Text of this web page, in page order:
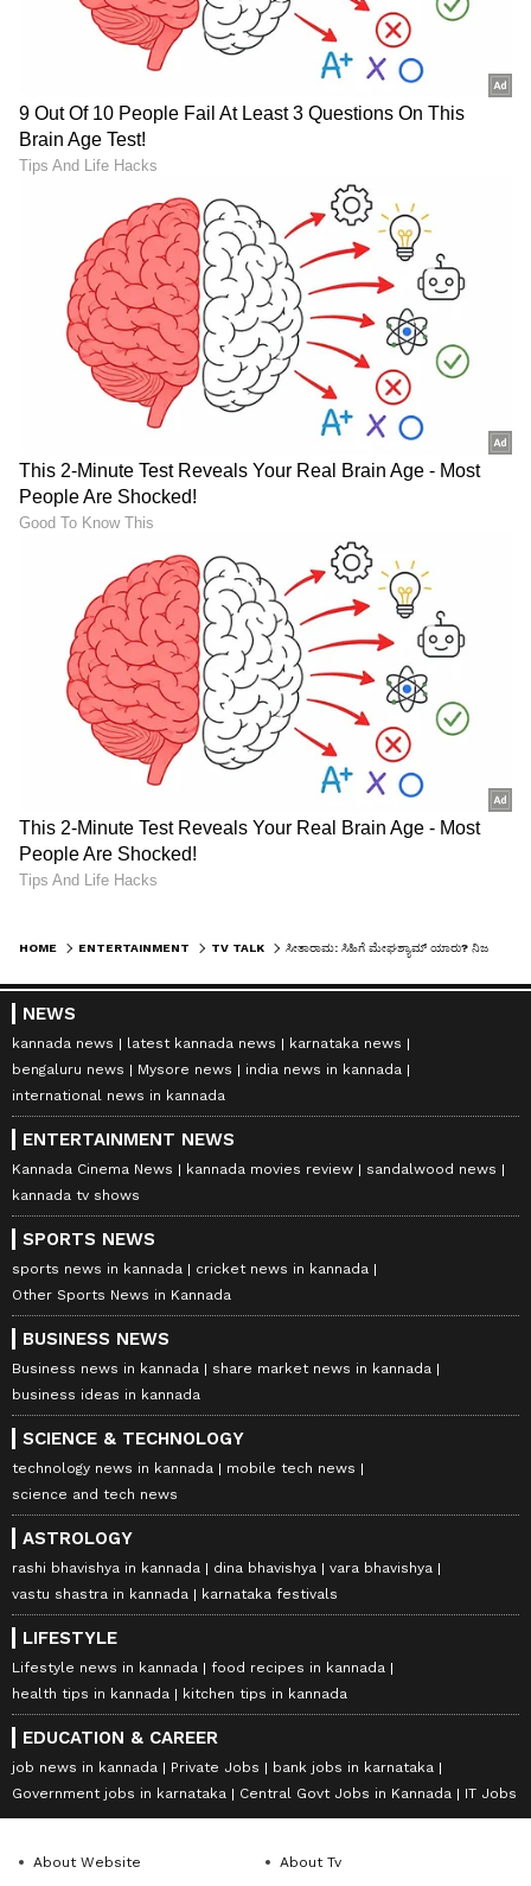
HOME ENTERTAINMENT TV TALK
NEWS
kannada news latest kannada news
karnataka news
bengaluru news
Mysore news
india news in kannada
international news in kannada
ENTERTAINMENT NEWS
Kannada Cinema News kannada movies review
sandalwood news
kannada tv shows
SPORTS NEWS
sports news in kannada
cricket news in kannada
Other Sports News in Kannada
BUSINESS NEWS
Business news in kannada
share market news in kannada
business ideas in kannada
SCIENCE & TECHNOLOGY
technology news in kannada
mobile tech news
science and tech news
ASTROLOGY
rashi bhavishya in kannada dina bhavishya
vara bhavishya
vastu shastra in kannada
karnataka festivals
LIFESTYLE
Lifestyle news in kannada
food recipes in kannada
health tips in kannada
kitchen tips in kannada
EDUCATION & CAREER
job news in kannada Private Jobs
bank jobs in karnataka
Government jobs in karnataka
Central Govt Jobs in Kannada IT Jobs
About Website About Tv